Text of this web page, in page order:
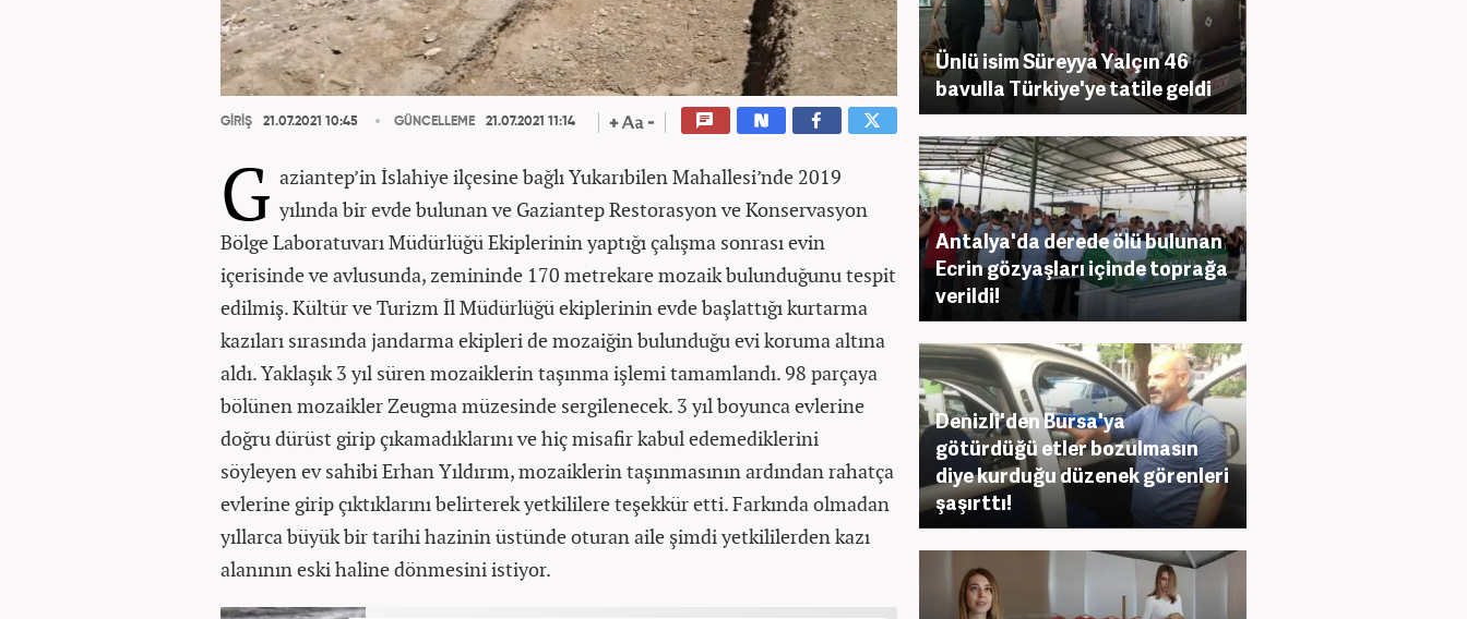
GİRİŞ 21.07.2021 10:45 GÜNCELLEME 21.07.2021 11:14
G aziantep’in İslahiye ilçesine bağlı Yukarıbilen Mahallesi’nde 2019
yılında bir evde bulunan ve Gaziantep Restorasyon ve Konservasyon
Bölge Laboratuvarı Müdürlüğü Ekiplerinin yaptığı çalışma sonrası evin
içerisinde ve avlusunda, zemininde 170 metrekare mozaik bulunduğunu tespit
edilmiş. Kültür ve Turizm İl Müdürlüğü ekiplerinin evde başlattığı kurtarma
kazıları sırasında jandarma ekipleri de mozaiğin bulunduğu evi koruma altına
aldı. Yaklaşık 3 yıl süren mozaiklerin taşınma işlemi tamamlandı. 98 parçaya
bölünen mozaikler Zeugma müzesinde sergilenecek. 3 yıl boyunca evlerine
doğru dürüst girip çıkamadıklarını ve hiç misafir kabul edemediklerini
söyleyen ev sahibi Erhan Yıldırım, mozaiklerin taşınmasının ardından rahatça
evlerine girip çıktıklarını belirterek yetkililere teşekkür etti. Farkında olmadan
yıllarca büyük bir tarihi hazinin üstünde oturan aile şimdi yetkililerden kazı
alanının eski haline dönmesini istiyor.
Ünlü isim Süreyya Yalçın 46
bavulla Türkiye'ye tatile geldi
Antalya'da derede ölü bulunan
Ecrin gözyaşları içinde toprağa
verildi!
Denizli'den Bursa'ya
götürdüğü etler bozulmasın
diye kurduğu düzenek görenleri
şaşırttı!